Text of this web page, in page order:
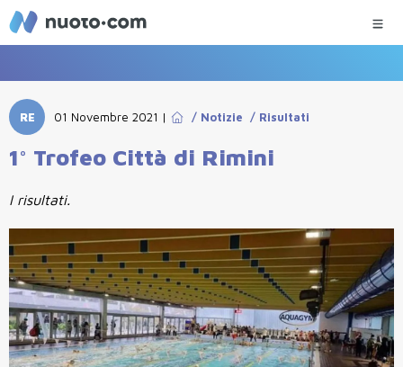
RE 01 Novembre 2021 | / Notizie / Risultati
1° Trofeo Città di Rimini
I risultati.